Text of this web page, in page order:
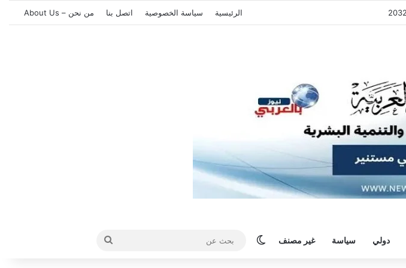
الرئيسية سياسة الخصوصية اتصل بنا من نحن – About Us
دولي سياسة غير مصنف الوضع المظلم
بحث